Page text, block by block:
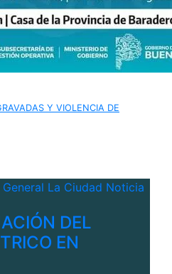
Y VIOLENCIA DE
La Ciudad Noticia
DEL
EN